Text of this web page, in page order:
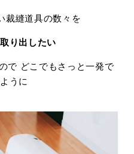
裁縫道具の数々を
り出したい
で どこでもさっと一発で
うに